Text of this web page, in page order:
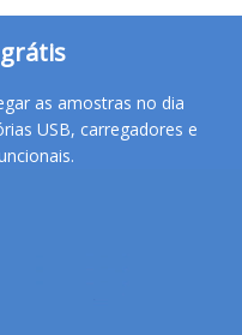
as amostras no dia
USB, carregadores e